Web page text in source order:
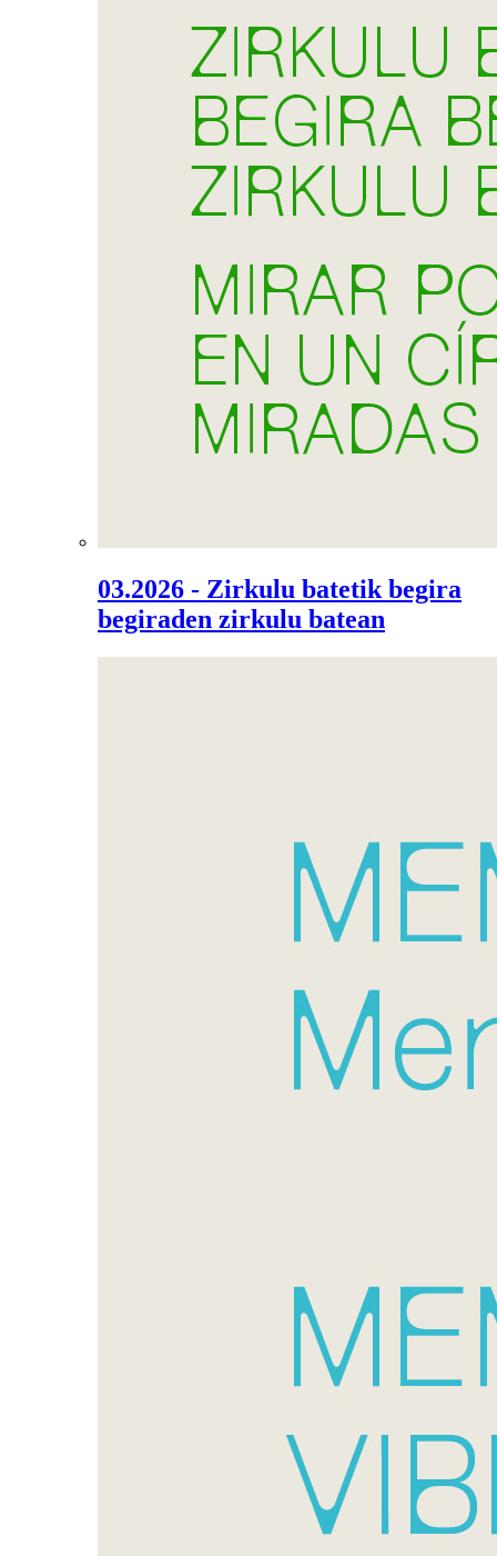
03.2026 - Zirkulu batetik begira
begiraden zirkulu batean